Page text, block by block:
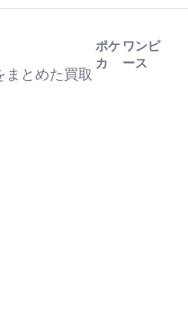
まとめた買取
ポケ
カ
ワンピ
ース